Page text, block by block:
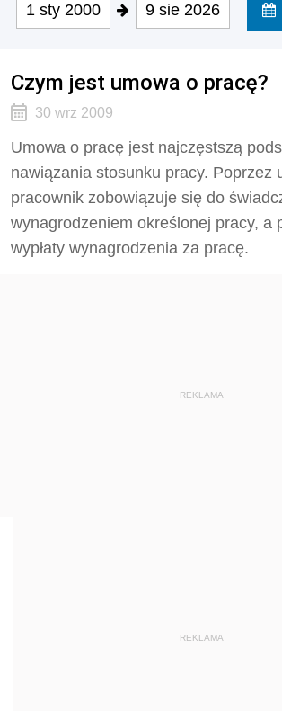
1 sty 2000 9 sie 2026
Czym jest umowa o pracę?
30 wrz 2009
Umowa o pracę jest najczęstszą
nawiązania stosunku pracy. Poprzez
pracownik zobowiązuje się do
wynagrodzeniem określonej pracy, a
wypłaty wynagrodzenia za pracę.
REKLAMA
REKLAMA